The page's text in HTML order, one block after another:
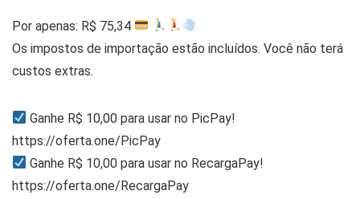
Por apenas: R$ 75,34
Os impostos de importação estão incluídos. Você não terá
custos extras.
Ganhe R$ 10,00 para usar no PicPay!
https://oferta.one/PicPay
Ganhe R$ 10,00 para usar no RecargaPay!
https://oferta.one/RecargaPay